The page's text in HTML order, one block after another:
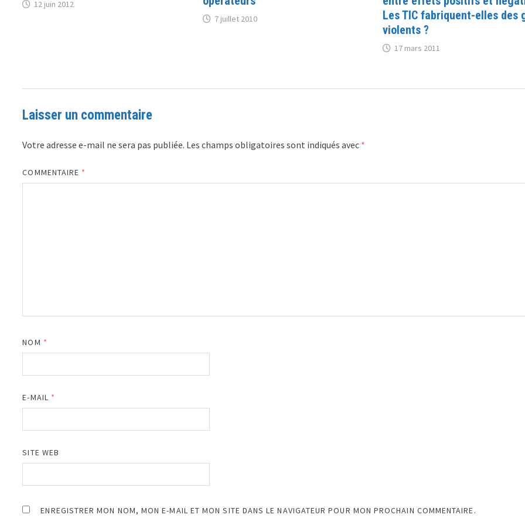
12 juin 2012
7 juillet 2010
Les TIC fabriquent-elles des
violents ?
17 mars 2011
Laisser un commentaire
Votre adresse e-mail ne sera pas publiée. Les champs obligatoires sont indiqués avec *
COMMENTAIRE *
NOM *
E-MAIL *
SITE WEB
ENREGISTRER MON NOM, MON E-MAIL ET MON SITE DANS LE NAVIGATEUR POUR MON PROCHAIN COMMENTAIRE.